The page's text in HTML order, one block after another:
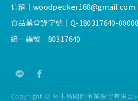
信箱│woodpecker168@gmail.com
食品業登錄字號│ Q-180317640-
統一編號│ 80317640
Copyright © 啄木鳥國際事業股份有限公